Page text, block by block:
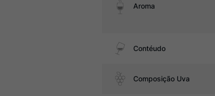
Aroma
Contéudo
Composição Uva